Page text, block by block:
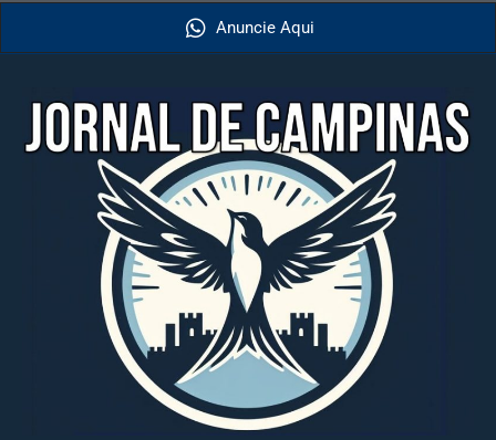
Anuncie Aqui